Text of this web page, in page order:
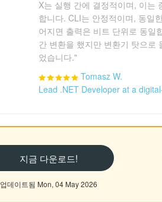
X는 실행 간에 결정적이며, 이는
합니다. CLI는 안정적이며, 동일
어지면 출력은 비트 단위로 동일
간 변환을 했지만 변환기 탓으로
었습니다."
Tomasz W.
Lead .NET Developer at a
지금 다운로드!
업데이트됨 Mon, 04 May 2026